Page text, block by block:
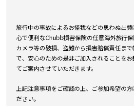
旅行中の事故によるお怪我などの思わぬ出
心で便利なChubb損害保険の任意海外旅行保
カメラ等の破損、盗難から損害賠償責任ま
で、安心のための是非ご加入されることを
てご案内させていただきます。
上記注意事項をご確認の上、ご参加希望の
ださい。